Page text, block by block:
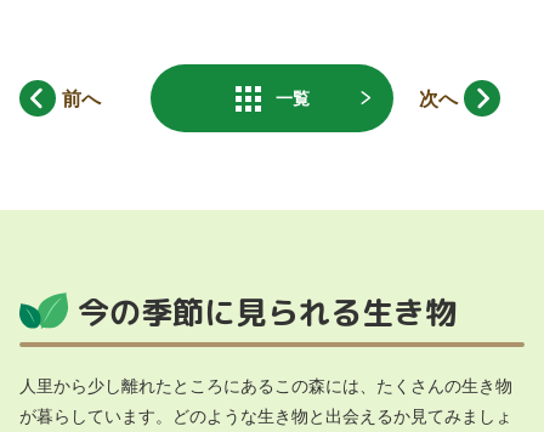
前へ 一覧 次へ
今の季節に見られる生き物
人里から少し離れたところにあるこの森には、たくさんの生き物
が暮らしています。どのような生き物と出会えるか見てみましょ